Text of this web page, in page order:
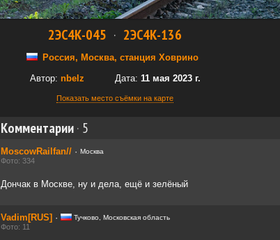
2ЭС4К-045 · 2ЭС4К-136
Россия, Москва, станция Ховрино
Автор: nbelz Дата: 11 мая 2023 г.
Показать место съёмки на карте
Комментарии· 5
MoscowRailfan// · Москва
Фото: 334
Дончак в Москве, ну и дела, ещё и зелёный
Vadim[RUS] · Тучково, Московская область
Фото: 11